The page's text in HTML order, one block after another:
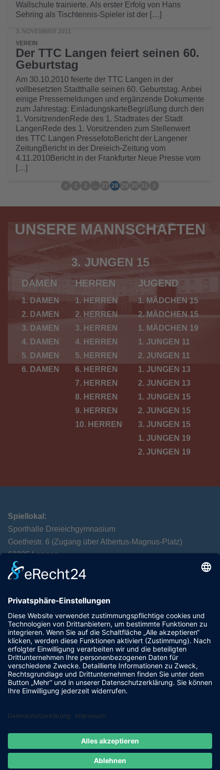
Wallschule trainierte. Als erster Erfolg von Hans
Sehring als Tischtennis-Spieler ist der […]
3. NOVEMBER 2011
VEREIN
Der TTC Langen feiert seinen 60.
Geburtstag
Am 30.10.2010 feierte der TTC Langen in der
vollbesetzten Stadthalle seinen 60. Geburtstag. Anbei
einige Pressemeldungen und ergänzende Dokumente
zum Jahrestag: EinladungskarteBegrüßung durch den
1. VorsitzendenRede des 1. Stadtrates der Stadt
LangenRede des 1. Vorsitzenden zum Stellenwert
des TTC Langen PressefotoBericht der Langener
ZeitungBericht in der Dreieich-Zeitung vom
4.11.2010Bericht in der Frankfurter Neue Presse vom
[…]
1 2 … 27 28 29 30 31
UNSERE MANNSCHAFTEN
3. JUNGEN 15
DAMEN
1. DAMEN
2. DAMEN
3. DAMEN
4. DAMEN
5. DAMEN
6. DAMEN
HERREN
1. HERREN
2. HERREN
3. HERREN
4. HERREN
5. HERREN
6. HERREN
7. HERREN
8. HERREN
9. HERREN
10. HERREN
JUGEND
1. MÄDCHEN 15
2. MÄDCHEN 15
1. MÄDCHEN 19
1. JUNGEN 11
2. JUNGEN 11
1. JUNGEN 13
2. JUNGEN 13
1. JUNGEN 15
2. JUNGEN 15
3. JUNGEN 15
1. JUNGEN 19
2. JUNGEN 19
Spiellokal:
Sporthalle Dreieichgymnasium
Goethestr. 6 (Zugang über Albertus-Magnus-Platz)
63225 Langen
TTC Langen
Spenglerstr. 40
63303 Dreieich
VEREIN
VORSTELLUNG
VORSTAND
TRAINER
HALLE & ANFAHRT
SPONSORING
SATZUNG
Instagram
© 2026 - TTC Langen 1950 e.V.